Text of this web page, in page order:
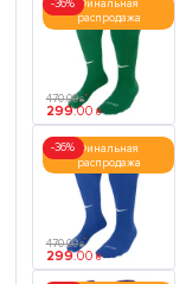
Финальная
распродажа
-36%
470.00 ₴
299.00 ₴
Финальная
распродажа
-36%
470.00 ₴
299.00 ₴